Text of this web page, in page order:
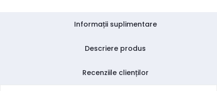
Informații suplimentare
Descriere produs
Recenziile clienților